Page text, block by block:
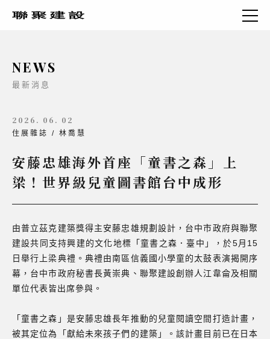
NEWS
最新消息
2026. 06. 02
住展雜誌 / 林喬慧
安藤忠雄海外首座「童書之森」上
梁！世界級兒童圖書館台中成形
由普立茲克建築獎得主安藤忠雄規劃設計，台中市政府與聯聚
建設共同支持興建的文化地標「童書之森．臺中」，於5月15
日舉行上梁典禮。典禮由南區信義國小學童的太鼓表演揭開序
幕，台中市政府秘書長黃崇典、聯聚建設創辦人江韋侖及相關
單位代表皆出席參與。
「童書之森」是安藤忠雄長年推動的兒童閱讀空間打造計畫，
被其定位為「獻給未來孩子們的建築」。該計畫目前已在日本